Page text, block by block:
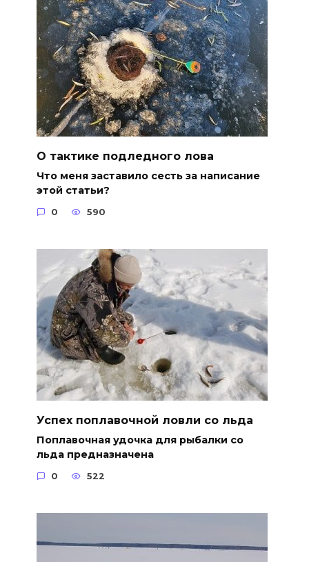
О тактике подледного лова
Что меня заставило сесть за написание
этой статьи?
0 590
Успех поплавочной ловли со льда
Поплавочная удочка для рыбалки со
льда предназначена
0 522